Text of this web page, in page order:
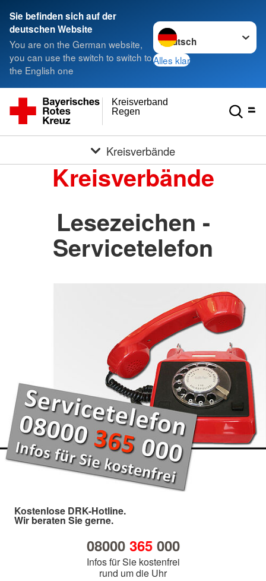
Sie befinden sich auf der
deutschen Website
You are on the German website,
you can use the switch to switch to
the English one
Sprache wechseln zu
Alles klar
Regen
Kreisverband
Kreisverbände
Kreisverbände
Lesezeichen -
Servicetelefon
Kostenlose DRK-Hotline.
Wir beraten Sie gerne.
08000 365000
Infos für Sie kostenfrei
rund um die Uhr